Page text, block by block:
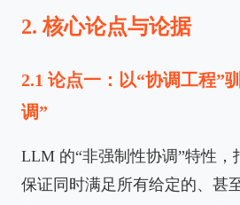
2. 核心论点与论据
2.1 论点一：以“协调工程”
调”
LLM 的“非强制性协调”特性，
保证同时满足所有给定的、甚